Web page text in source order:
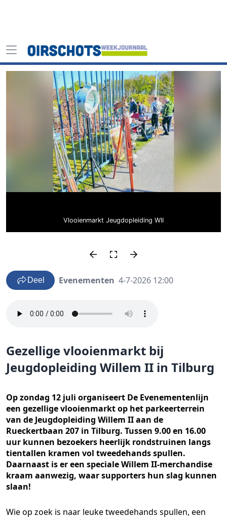
Vlooienmarkt Jeugdopleiding WII
Deel Evenementen 4-7-2026 12:00
Gezellige vlooienmarkt bij
Jeugdopleiding Willem II in Tilburg
Op zondag 12 juli organiseert De Evenementenlijn
een gezellige vlooienmarkt op het parkeerterrein
van de Jeugdopleiding Willem II aan de
Rueckertbaan 207 in Tilburg. Tussen 9.00 en 16.00
uur kunnen bezoekers heerlijk rondstruinen langs
tientallen kramen vol tweedehands spullen.
Daarnaast is er een speciale Willem II-merchandise
kraam aanwezig, waar supporters hun slag kunnen
slaan!
Wie op zoek is naar leuke tweedehands spullen, een